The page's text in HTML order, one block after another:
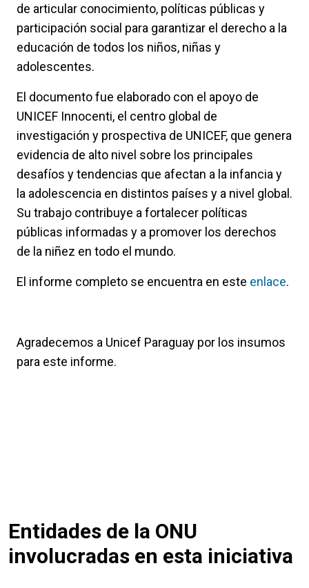
de articular conocimiento, políticas públicas y
participación social para garantizar el derecho a la
educación de todos los niños, niñas y
adolescentes.
El documento fue elaborado con el apoyo de
UNICEF Innocenti, el centro global de
investigación y prospectiva de UNICEF, que genera
evidencia de alto nivel sobre los principales
desafíos y tendencias que afectan a la infancia y
la adolescencia en distintos países y a nivel global.
Su trabajo contribuye a fortalecer políticas
públicas informadas y a promover los derechos
de la niñez en todo el mundo.
El informe completo se encuentra en este enlace.
Agradecemos a Unicef Paraguay por los insumos
para este informe.
Entidades de la ONU
involucradas en esta iniciativa